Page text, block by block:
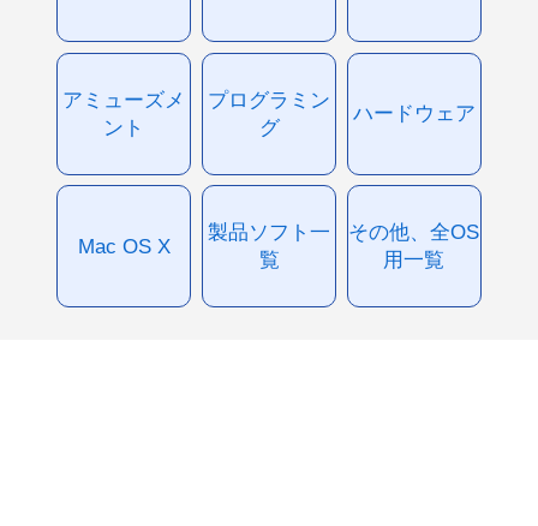
アミューズメ
ント
プログラミン
グ
ハードウェア
Mac OS X
製品ソフト一
覧
その他、全OS
用一覧